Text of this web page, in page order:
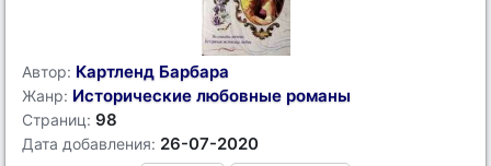
Автор: Картленд Барбара
Жанр: Исторические любовные романы
Страниц: 98
Дата добавления: 26-07-2020